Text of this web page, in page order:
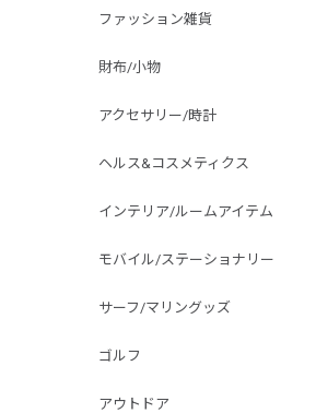
ファッション雑貨
財布/小物
アクセサリー/時計
ヘルス&コスメティクス
インテリア/ルームアイテム
モバイル/ステーショナリー
サーフ/マリングッズ
ゴルフ
アウトドア